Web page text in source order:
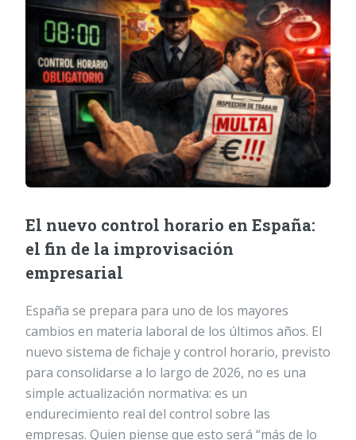
El nuevo control horario en España:
el fin de la improvisación
empresarial
España se prepara para uno de los mayores
cambios en materia laboral de los últimos años. El
nuevo sistema de fichaje y control horario, previsto
para consolidarse a lo largo de 2026, no es una
simple actualización normativa: es un
endurecimiento real del control sobre las
empresas. Quien piense que esto será “más de lo